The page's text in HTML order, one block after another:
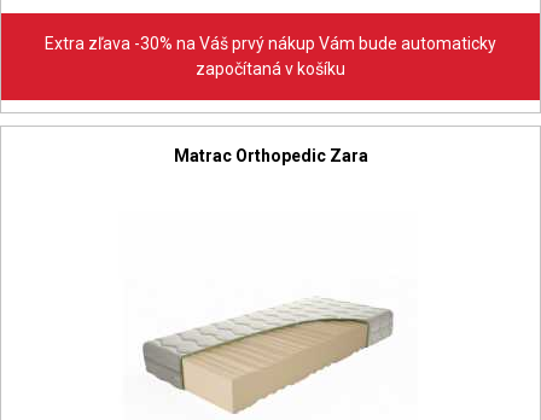
Extra zľava -30% na Váš prvý nákup Vám bude automaticky
započítaná v košíku
Matrac Orthopedic Zara